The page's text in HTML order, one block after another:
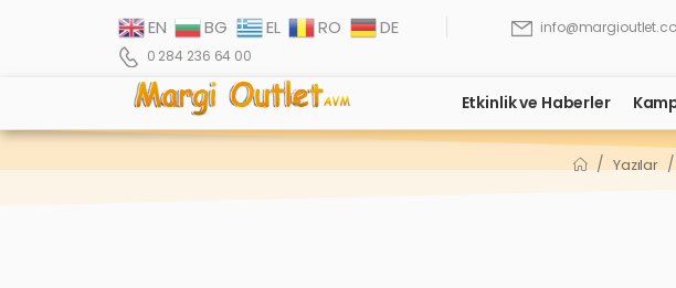
EN BG EL RO DE
0 284 236 64 00
Etkinlik ve Haberler
/ Yazılar /